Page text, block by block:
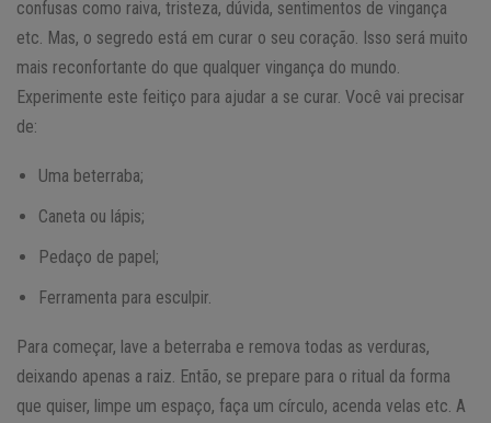
confusas como raiva, tristeza, dúvida, sentimentos de vingança
etc. Mas, o segredo está em curar o seu coração. Isso será muito
mais reconfortante do que qualquer vingança do mundo.
Experimente este feitiço para ajudar a se curar. Você vai precisar
de:
Uma beterraba;
Caneta ou lápis;
Pedaço de papel;
Ferramenta para esculpir.
Para começar, lave a beterraba e remova todas as verduras,
deixando apenas a raiz. Então, se prepare para o ritual da forma
que quiser, limpe um espaço, faça um círculo, acenda velas etc. A